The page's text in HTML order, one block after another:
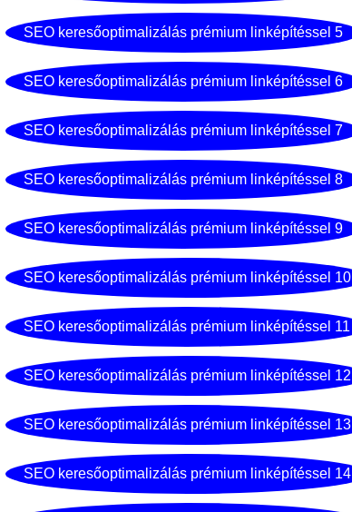
SEO keresőoptimalizálás prémium linképítéssel 5
SEO keresőoptimalizálás prémium linképítéssel 6
SEO keresőoptimalizálás prémium linképítéssel 7
SEO keresőoptimalizálás prémium linképítéssel 8
SEO keresőoptimalizálás prémium linképítéssel 9
SEO keresőoptimalizálás prémium linképítéssel 10
SEO keresőoptimalizálás prémium linképítéssel 11
SEO keresőoptimalizálás prémium linképítéssel 12
SEO keresőoptimalizálás prémium linképítéssel 13
SEO keresőoptimalizálás prémium linképítéssel 14